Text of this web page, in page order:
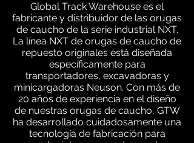
Global Track Warehouse es el
fabricante y distribuidor de las orugas
de caucho de la serie industrial NXT.
La línea NXT de orugas de caucho de
repuesto originales está diseñada
específicamente para
transportadores, excavadoras y
minicargadoras Neuson. Con más de
20 años de experiencia en el diseño
de nuestras orugas de caucho, GTW
ha desarrollado cuidadosamente una
tecnología de fabricación para